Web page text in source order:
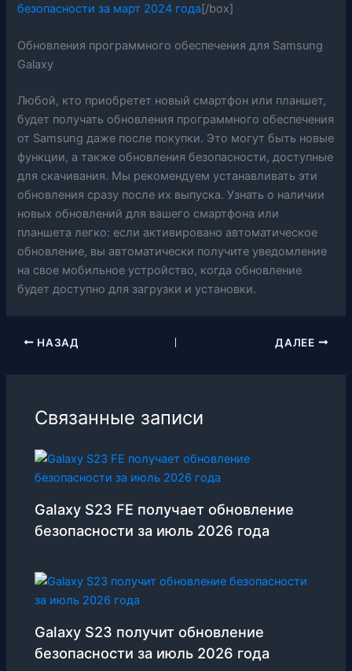
безопасности за март 2024 года[/box]
Обновления программного обеспечения для Samsung
Galaxy
Любой, кто приобретет новый смартфон или планшет,
будет получать обновления программного обеспечения
от Samsung даже после покупки. Это могут быть новые
функции, а также обновления безопасности, доступные
для скачивания. Мы рекомендуем устанавливать эти
обновления сразу после их выпуска. Узнать о наличии
новых обновлений для вашего смартфона или
планшета легко: если активировано автоматическое
обновление, вы автоматически получите уведомление
на свое мобильное устройство, когда обновление
будет доступно для загрузки и установки.
НАЗАД ДАЛЕЕ
Связанные записи
Galaxy S23 FE получает обновление
безопасности за июль 2026 года
Galaxy S23 получит обновление
безопасности за июль 2026 года